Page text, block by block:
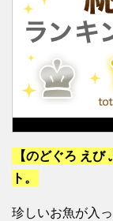
【のどぐろ え
ト。
珍しいお魚が入